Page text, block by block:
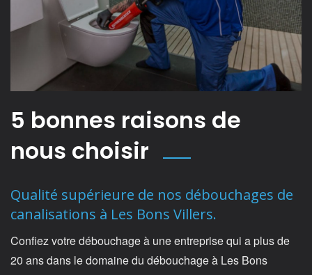
5 bonnes raisons de
nous choisir
Qualité supérieure de nos débouchages de
canalisations à Les Bons Villers.
Confiez votre débouchage à une entreprise qui a plus de
20 ans dans le domaine du débouchage à Les Bons